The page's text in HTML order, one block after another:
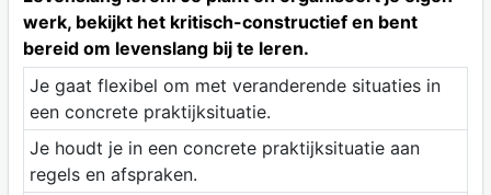
werk, bekijkt het kritisch-constructief en bent
bereid om levenslang bij te leren.
Je gaat flexibel om met veranderende situaties in
een concrete praktijksituatie.
Je houdt je in een concrete praktijksituatie aan
regels en afspraken.